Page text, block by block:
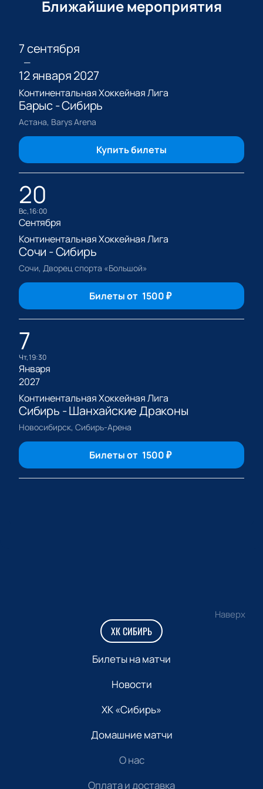
Ближайшие мероприятия
7 сентября
—
12 января 2027
Континентальная Хоккейная Лига
Барыс - Сибирь
Астана, Barys Arena
Купить билеты
20
вс, 16:00
Сентября
Континентальная Хоккейная Лига
Сочи - Сибирь
Сочи, Дворец спорта «Большой»
Билеты от 1500₽
7
чт, 19:30
Января
2027
Континентальная Хоккейная Лига
Сибирь - Шанхайские Драконы
Новосибирск, Сибирь-Арена
Билеты от 1500₽
Наверх
ХК СИБИРЬ
Билеты на матчи
Новости
ХК «Сибирь»
Домашние матчи
О нас
Оплата и доставка